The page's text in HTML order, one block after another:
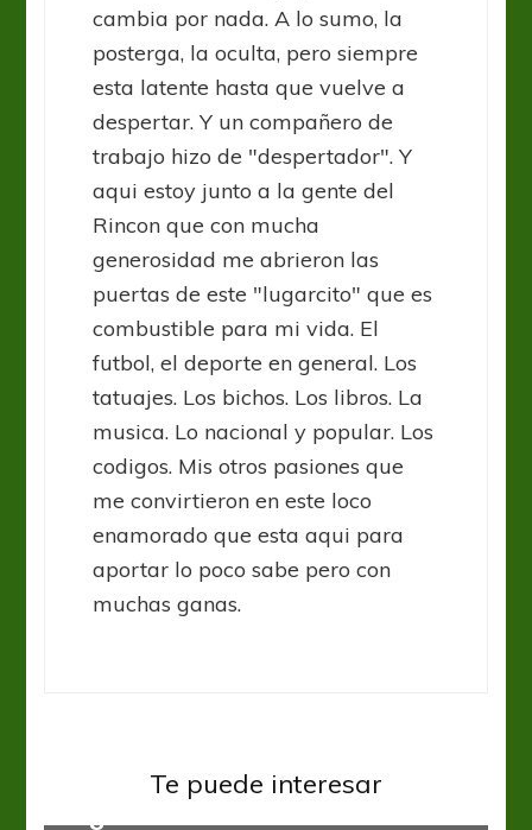
cambia por nada. A lo sumo, la
posterga, la oculta, pero siempre
esta latente hasta que vuelve a
despertar. Y un compañero de
trabajo hizo de "despertador". Y
aqui estoy junto a la gente del
Rincon que con mucha
generosidad me abrieron las
puertas de este "lugarcito" que es
combustible para mi vida. El
futbol, el deporte en general. Los
tatuajes. Los bichos. Los libros. La
musica. Lo nacional y popular. Los
codigos. Mis otros pasiones que
me convirtieron en este loco
enamorado que esta aqui para
aportar lo poco sabe pero con
muchas ganas.
Te puede interesar
AFA apela la resolución del clásico
Argentina – Brasil